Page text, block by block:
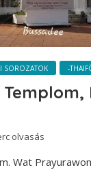
SOROZATOK -
olvasás
Wat